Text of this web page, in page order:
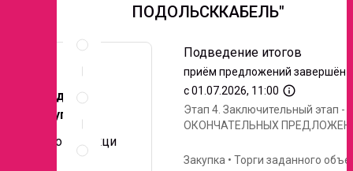
критерии
ПОДОЛЬСККАБЕЛЬ"
Предмет
закупки:
Реконструкци
Подведение итогов
приём предложений завершён
с 01.07.2026, 11:00 info_outline
Этап 4. Заключительный этап
ОКОНЧАТЕЛЬНЫХ
Закупка • Торги заданного